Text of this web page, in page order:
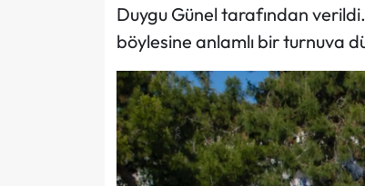
Duygu Günel tarafından
böylesine anlamlı bir turnuva